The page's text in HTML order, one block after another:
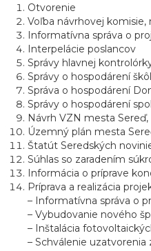
Otvorenie
Voľba návrhovej
Informatívna správa o
Interpelácie poslancov
Správy hlavnej
Správy o hospodárení
Správa o hospodárení
Správy o hospodárení
Návrh VZN mesta
Územný plán mesta
Štatút Seredských
Súhlas so zaradením
Informácia o príprave
Príprava a realizácia
– Informatívna správa o
– Vybudovanie nového
– Inštalácia
– Schválenie